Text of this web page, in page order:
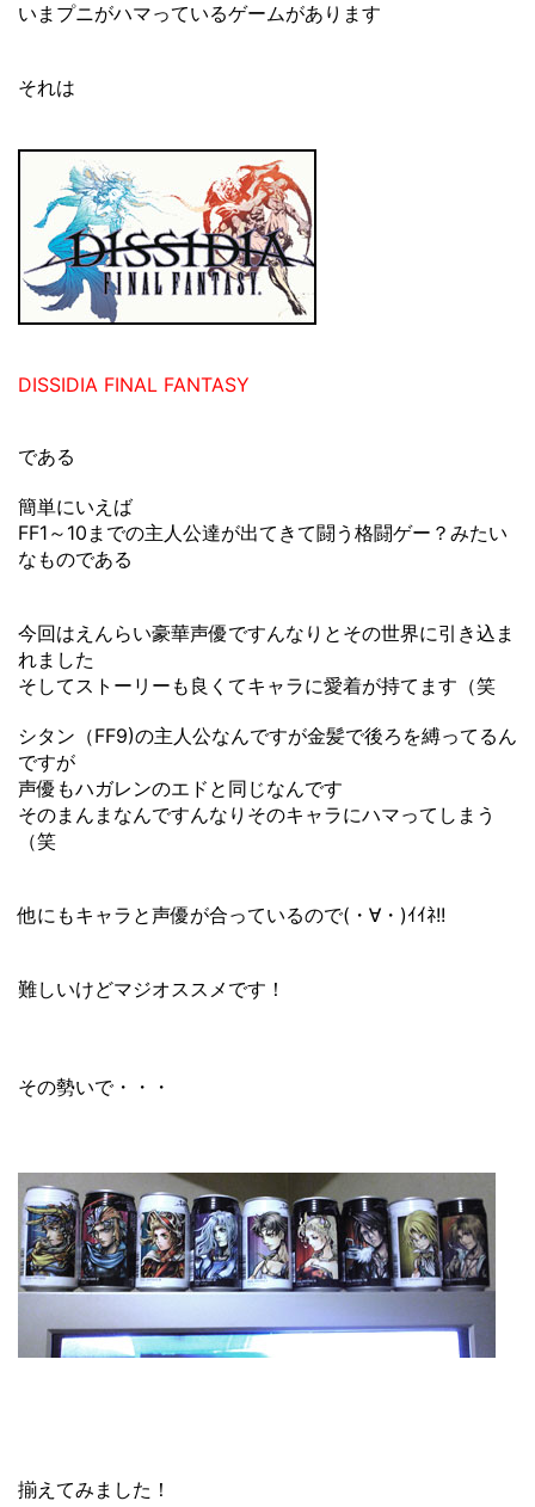
いまプニがハマっているゲームがあります
それは
DISSIDIA FINAL FANTASY
である
簡単にいえば
FF1～10までの主人公達が出てきて闘う格闘ゲー？みたい
なものである
今回はえんらい豪華声優ですんなりとその世界に引き込ま
れました
そしてストーリーも良くてキャラに愛着が持てます（笑
シタン（FF9)の主人公なんですが金髪で後ろを縛ってるん
ですが
声優もハガレンのエドと同じなんです
そのまんまなんですんなりそのキャラにハマってしまう
（笑
他にもキャラと声優が合っているので(・∀・)ｲｲﾈ!!
難しいけどマジオススメです！
その勢いで・・・
揃えてみました！